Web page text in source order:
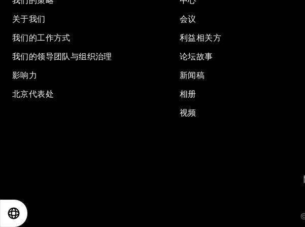
关于我们
我们的工作方式
我们的领导团队与组织治理
影响力
北京代表处
会议
利益相关方
论坛故事
新闻稿
相册
视频